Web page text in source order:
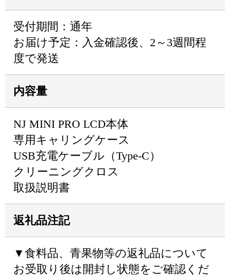
受付期間：通年
お届け予定：入金確認後、2～3週間程
度で発送
内容量
NJ MINI PRO LCD本体
専用キャリングケース
USB充電ケーブル（Type-C）
クリーニングクロス
取扱説明書
返礼品注記
▼食料品、青果物等の返礼品について
お受取り後は開封し状態をご確認くだ